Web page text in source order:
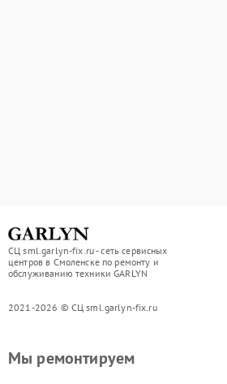
СЦ sml.garlyn-fix.ru - сеть сервисных
центров в Смоленске по ремонту и
обслуживанию техники GARLYN
2021-2026 © СЦ sml.garlyn-fix.ru
Мы ремонтируем